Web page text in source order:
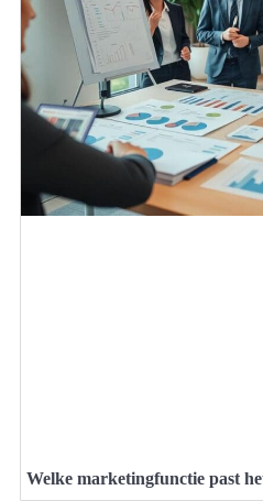
Welke marketingfunctie past